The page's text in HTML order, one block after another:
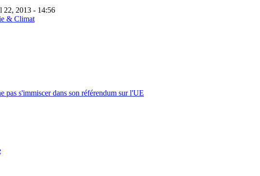
22, 2013 - 14:56
& Climat
s'immiscer dans son référendum sur l'UE